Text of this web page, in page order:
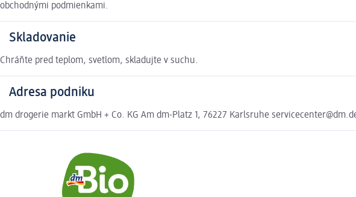
obchodnými podmienkami.
Skladovanie
Chráňte pred teplom, svetlom, skladujte v suchu.
Adresa podniku
dm drogerie markt GmbH + Co. KG Am dm-Platz 1, 76227 Karlsruhe